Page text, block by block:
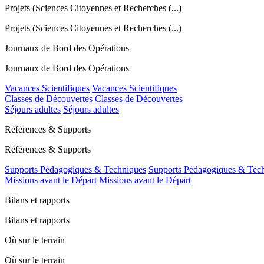
Projets (Sciences Citoyennes et Recherches (...)
Projets (Sciences Citoyennes et Recherches (...)
Journaux de Bord des Opérations
Journaux de Bord des Opérations
Vacances Scientifiques Vacances Scientifiques
Classes de Découvertes Classes de Découvertes
Séjours adultes Séjours adultes
Références & Supports
Références & Supports
Supports Pédagogiques & Techniques Supports Pédagogiques &
Missions avant le Départ Missions avant le Départ
Bilans et rapports
Bilans et rapports
Où sur le terrain
Où sur le terrain